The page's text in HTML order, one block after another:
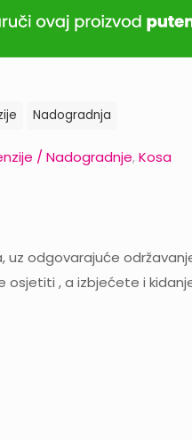
Nadogradnja
/ Nadogradnje,Kosa
uz odgovarajuće
, a izbjećete i